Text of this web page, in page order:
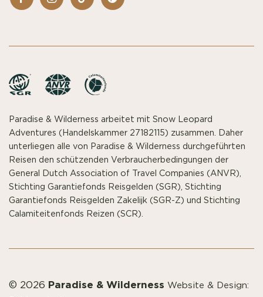
Paradise & Wilderness arbeitet mit Snow Leopard
Adventures (Handelskammer 27182115) zusammen. Daher
unterliegen alle von Paradise & Wilderness durchgeführten
Reisen den schützenden Verbraucherbedingungen der
General Dutch Association of Travel Companies (ANVR),
Stichting Garantiefonds Reisgelden (SGR), Stichting
Garantiefonds Reisgelden Zakelijk (SGR-Z) und Stichting
Calamiteitenfonds Reizen (SCR).
© 2026 Paradise & Wilderness Website & Design: